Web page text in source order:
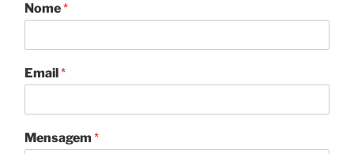
Nome*
Email*
Mensagem *